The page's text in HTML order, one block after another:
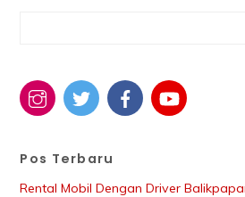
Pos Terbaru
Rental Mobil Dengan Driver